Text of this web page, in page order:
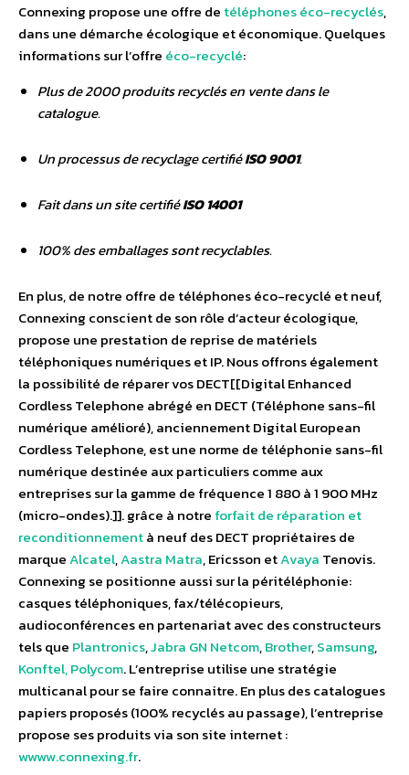
Connexing propose une offre de téléphones éco-recyclés,
dans une démarche écologique et économique. Quelques
informations sur l’offre éco-recyclé:
Plus de 2000 produits recyclés en vente dans le
catalogue.
Un processus de recyclage certifiéISO 9001.
Fait dans un site certifiéISO 14001
100% des emballages sont recyclables.
En plus, de notre offre de téléphones éco-recyclé et neuf,
Connexing conscient de son rôle d’acteur écologique,
propose une prestation de reprise de matériels
téléphoniques numériques et IP. Nous offrons également
la possibilité de réparer vos DECT[[Digital Enhanced
Cordless Telephone abrégé en DECT (Téléphone sans-fil
numérique amélioré), anciennement Digital European
Cordless Telephone, est une norme de téléphonie sans-fil
numérique destinée aux particuliers comme aux
entreprises sur la gamme de fréquence 1 880 à 1 900 MHz
(micro-ondes).]]. grâce à notre forfait de réparation et
reconditionnementà neuf des DECT propriétaires de
marqueAlcatel,Aastra Matra, Ericsson etAvaya Tenovis.
Connexing se positionne aussi sur la péritéléphonie:
casques téléphoniques, fax/télécopieurs,
audioconférences en partenariat avec des constructeurs
tels que Plantronics,Jabra GN Netcom,Brother,Samsung,
Konftel,Polycom. L’entreprise utilise une stratégie
multicanal pour se faire connaitre. En plus des catalogues
papiers proposés (100% recyclés au passage), l’entreprise
propose ses produits via son site internet :
wwww.connexing.fr.